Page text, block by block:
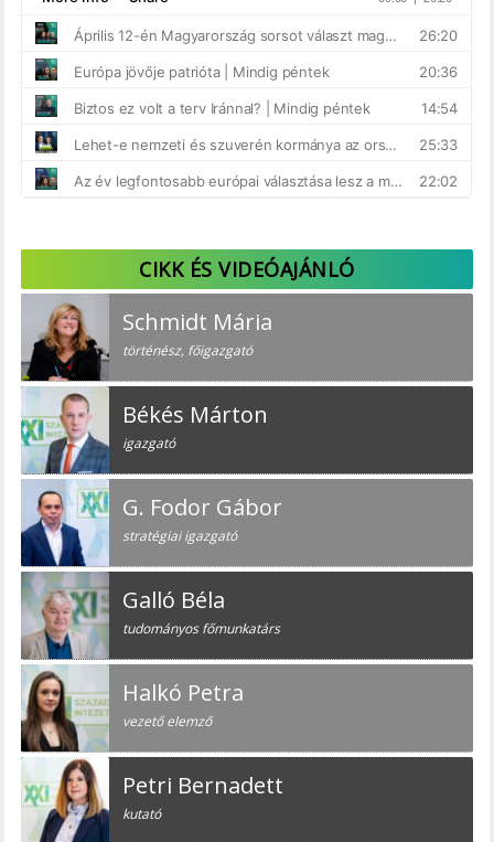
CIKK ÉS VIDEÓAJÁNLÓ
Schmidt Mária
történész, főigazgató
Békés Márton
igazgató
G. Fodor Gábor
stratégiai igazgató
Galló Béla
tudományos főmunkatárs
Halkó Petra
vezető elemző
Petri Bernadett
kutató